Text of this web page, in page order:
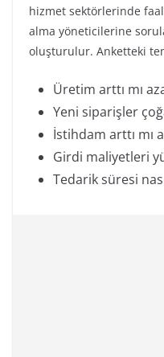
hizmet sektörlerinde
alma yöneticilerine
oluşturulur. Anketteki
Üretim arttı mı
Yeni siparişler
İstihdam arttı mı
Girdi maliyetleri
Tedarik süresi